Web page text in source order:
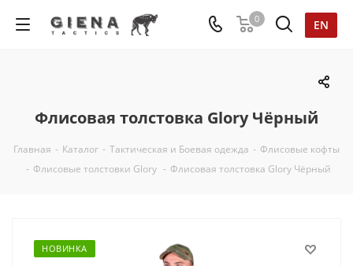
EN
0
Флисовая толстовка Glory Чёрный
Главная - Каталог - Тактическая и Боевая одежда - Флисовые кофты
- Флисовые толстовки Glory - Флисовая толстовка Glory Чёрный
НОВИНКА